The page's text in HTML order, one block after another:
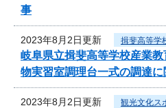
事
2023年8月2日更新 揖斐高等学
岐阜県立揖斐高等学校産業
物実習室調理台一式の調達
2023年8月2日更新 観光文化ス